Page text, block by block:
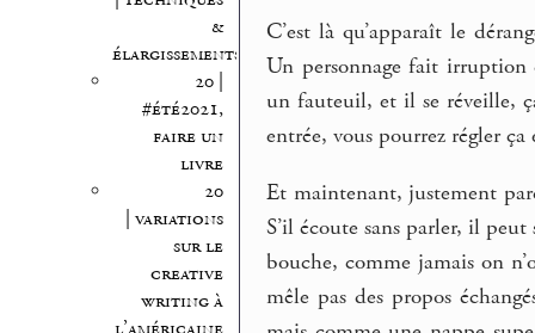
&
élargissements
20 |
#été2021,
faire un
livre
20
| variations
sur le
creative
writing à
C’est là qu’apparaît le
Un personnage fait irruption
un fauteuil, et il se réveille,
entrée, vous pourrez régler
Et maintenant, justement
S’il écoute sans parler, il
bouche, comme jamais on
mêle pas des propos